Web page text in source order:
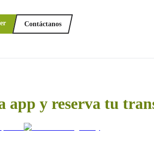
Contáctanos
app y reserva tu